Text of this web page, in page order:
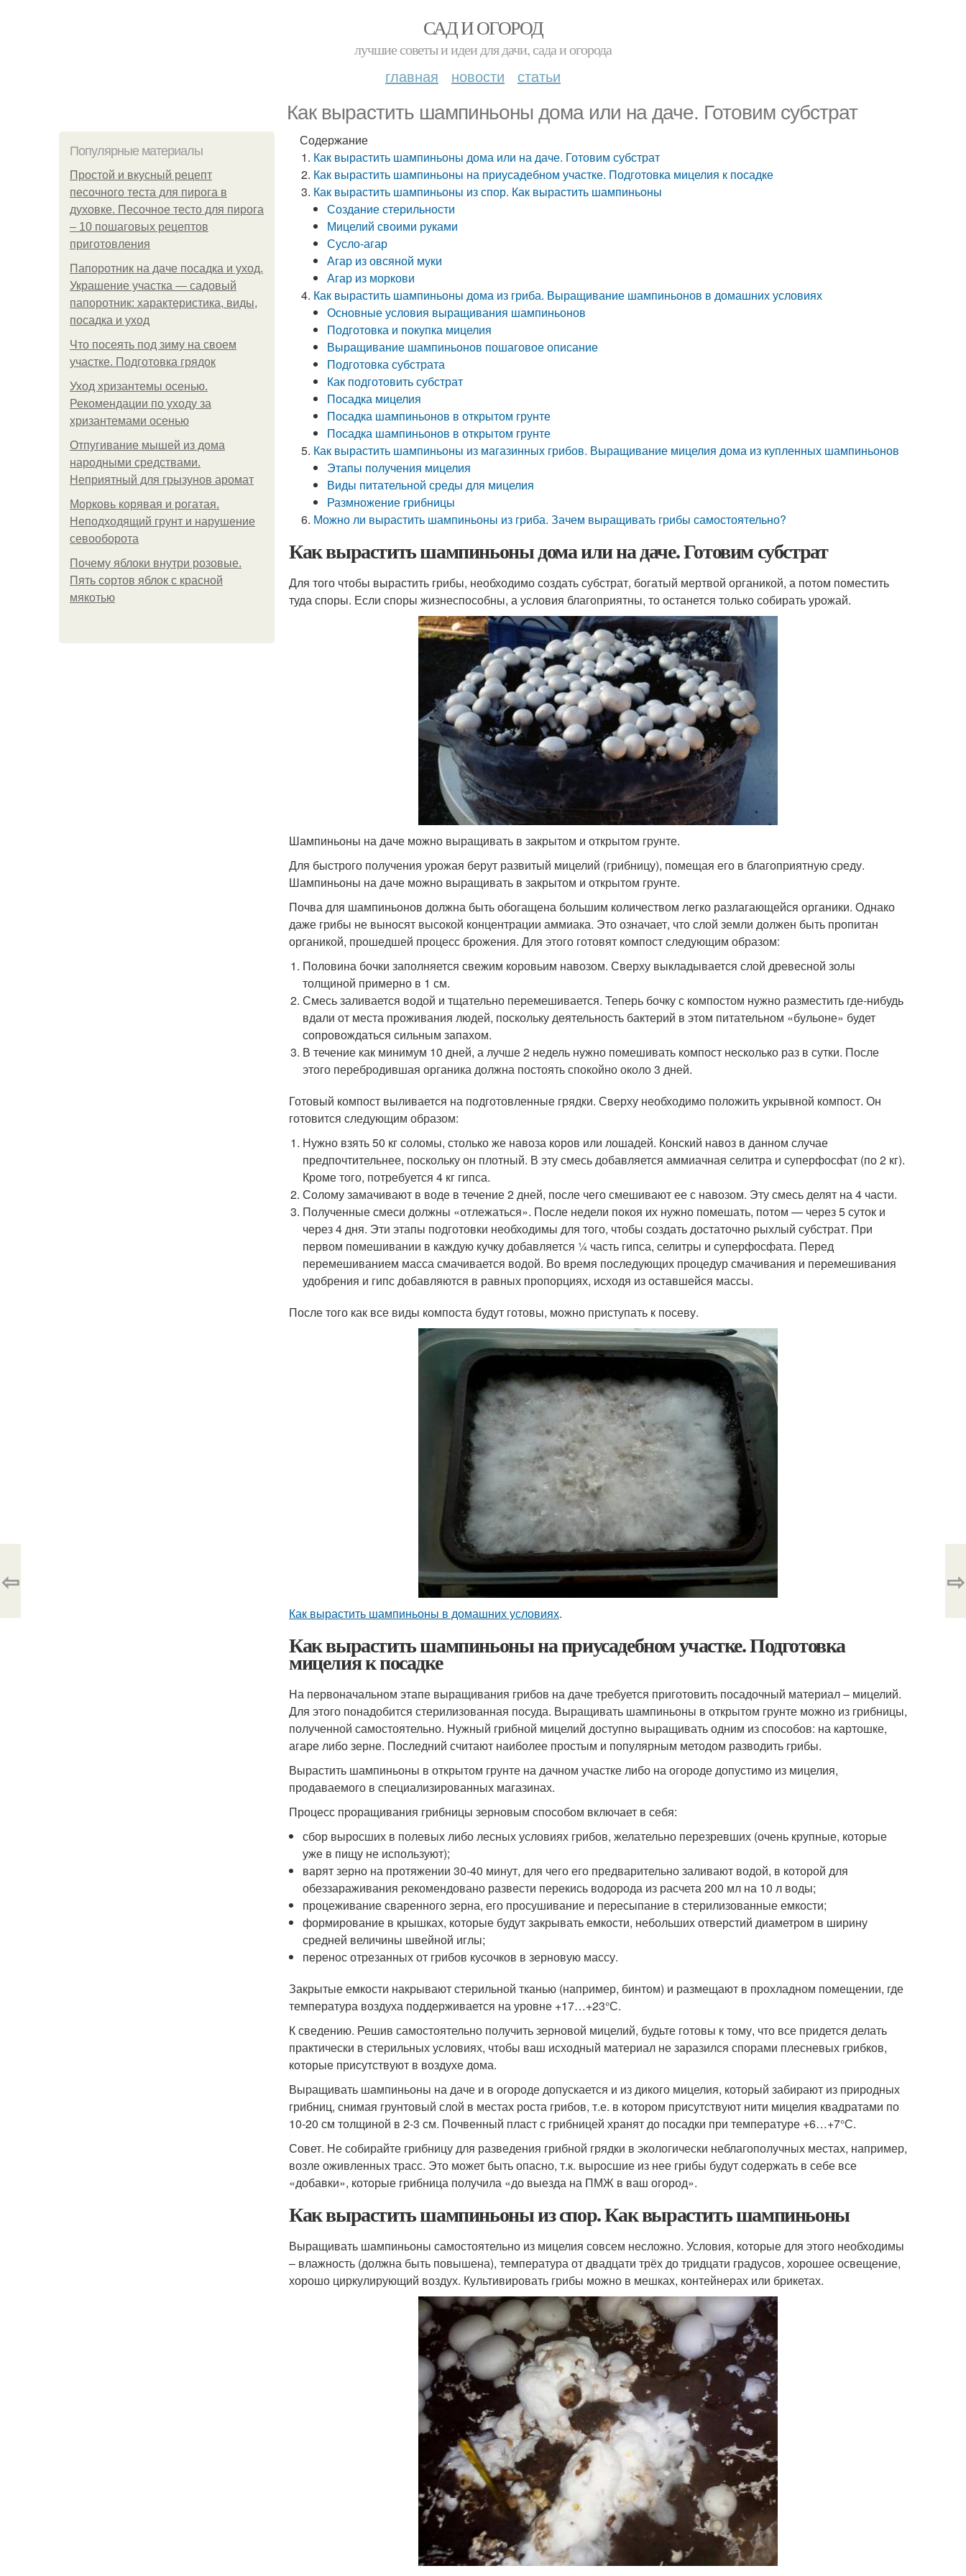
САД И ОГОРОД
лучшие советы и идеи для дачи, сада и огорода
главная новости статьи
Как вырастить шампиньоны дома или на даче. Готовим субстрат
Популярные материалы
Простой и вкусный рецепт
песочного теста для пирога в
духовке. Песочное тесто для пирога
– 10 пошаговых рецептов
приготовления
Папоротник на даче посадка и уход.
Украшение участка — садовый
папоротник: характеристика, виды,
посадка и уход
Что посеять под зиму на своем
участке. Подготовка грядок
Уход хризантемы осенью.
Рекомендации по уходу за
хризантемами осенью
Отпугивание мышей из дома
народными средствами.
Неприятный для грызунов аромат
Морковь корявая и рогатая.
Неподходящий грунт и нарушение
севооборота
Почему яблоки внутри розовые.
Пять сортов яблок с красной
мякотью
Содержание
Как вырастить шампиньоны дома или на даче. Готовим субстрат
Как вырастить шампиньоны на приусадебном участке. Подготовка мицелия к посадке
Как вырастить шампиньоны из спор. Как вырастить шампиньоны
Создание стерильности
Мицелий своими руками
Сусло-агар
Агар из овсяной муки
Агар из моркови
Как вырастить шампиньоны дома из гриба. Выращивание шампиньонов в домашних условиях
Основные условия выращивания шампиньонов
Подготовка и покупка мицелия
Выращивание шампиньонов пошаговое описание
Подготовка субстрата
Как подготовить субстрат
Посадка мицелия
Посадка шампиньонов в открытом грунте
Посадка шампиньонов в открытом грунте
Как вырастить шампиньоны из магазинных грибов. Выращивание мицелия дома из купленных шампиньонов
Этапы получения мицелия
Виды питательной среды для мицелия
Размножение грибницы
Можно ли вырастить шампиньоны из гриба. Зачем выращивать грибы самостоятельно?
Как вырастить шампиньоны дома или на даче. Готовим субстрат
Для того чтобы вырастить грибы, необходимо создать субстрат, богатый мертвой органикой, а потом поместить
туда споры. Если споры жизнеспособны, а условия благоприятны, то останется только собирать урожай.
Шампиньоны на даче можно выращивать в закрытом и открытом грунте.
Для быстрого получения урожая берут развитый мицелий (грибницу), помещая его в благоприятную среду.
Шампиньоны на даче можно выращивать в закрытом и открытом грунте.
Почва для шампиньонов должна быть обогащена большим количеством легко разлагающейся органики. Однако
даже грибы не выносят высокой концентрации аммиака. Это означает, что слой земли должен быть пропитан
органикой, прошедшей процесс брожения. Для этого готовят компост следующим образом:
Половина бочки заполняется свежим коровьим навозом. Сверху выкладывается слой древесной золы
толщиной примерно в 1 см.
Смесь заливается водой и тщательно перемешивается. Теперь бочку с компостом нужно разместить где-нибудь
вдали от места проживания людей, поскольку деятельность бактерий в этом питательном «бульоне» будет
сопровождаться сильным запахом.
В течение как минимум 10 дней, а лучше 2 недель нужно помешивать компост несколько раз в сутки. После
этого перебродившая органика должна постоять спокойно около 3 дней.
Готовый компост выливается на подготовленные грядки. Сверху необходимо положить укрывной компост. Он
готовится следующим образом:
Нужно взять 50 кг соломы, столько же навоза коров или лошадей. Конский навоз в данном случае
предпочтительнее, поскольку он плотный. В эту смесь добавляется аммиачная селитра и суперфосфат (по 2 кг).
Кроме того, потребуется 4 кг гипса.
Солому замачивают в воде в течение 2 дней, после чего смешивают ее с навозом. Эту смесь делят на 4 части.
Полученные смеси должны «отлежаться». После недели покоя их нужно помешать, потом — через 5 суток и
через 4 дня. Эти этапы подготовки необходимы для того, чтобы создать достаточно рыхлый субстрат. При
первом помешивании в каждую кучку добавляется ¼ часть гипса, селитры и суперфосфата. Перед
перемешиванием масса смачивается водой. Во время последующих процедур смачивания и перемешивания
удобрения и гипс добавляются в равных пропорциях, исходя из оставшейся массы.
После того как все виды компоста будут готовы, можно приступать к посеву.
Как вырастить шампиньоны в домашних условиях.
Как вырастить шампиньоны на приусадебном участке. Подготовка
мицелия к посадке
На первоначальном этапе выращивания грибов на даче требуется приготовить посадочный материал – мицелий.
Для этого понадобится стерилизованная посуда. Выращивать шампиньоны в открытом грунте можно из грибницы,
полученной самостоятельно. Нужный грибной мицелий доступно выращивать одним из способов: на картошке,
агаре либо зерне. Последний считают наиболее простым и популярным методом разводить грибы.
Вырастить шампиньоны в открытом грунте на дачном участке либо на огороде допустимо из мицелия,
продаваемого в специализированных магазинах.
Процесс проращивания грибницы зерновым способом включает в себя:
сбор выросших в полевых либо лесных условиях грибов, желательно перезревших (очень крупные, которые
уже в пищу не используют);
варят зерно на протяжении 30-40 минут, для чего его предварительно заливают водой, в которой для
обеззараживания рекомендовано развести перекись водорода из расчета 200 мл на 10 л воды;
процеживание сваренного зерна, его просушивание и пересыпание в стерилизованные емкости;
формирование в крышках, которые будут закрывать емкости, небольших отверстий диаметром в ширину
средней величины швейной иглы;
перенос отрезанных от грибов кусочков в зерновую массу.
Закрытые емкости накрывают стерильной тканью (например, бинтом) и размещают в прохладном помещении, где
температура воздуха поддерживается на уровне +17…+23°С.
К сведению. Решив самостоятельно получить зерновой мицелий, будьте готовы к тому, что все придется делать
практически в стерильных условиях, чтобы ваш исходный материал не заразился спорами плесневых грибков,
которые присутствуют в воздухе дома.
Выращивать шампиньоны на даче и в огороде допускается и из дикого мицелия, который забирают из природных
грибниц, снимая грунтовый слой в местах роста грибов, т.е. в котором присутствуют нити мицелия квадратами по
10-20 см толщиной в 2-3 см. Почвенный пласт с грибницей хранят до посадки при температуре +6…+7°С.
Совет. Не собирайте грибницу для разведения грибной грядки в экологически неблагополучных местах, например,
возле оживленных трасс. Это может быть опасно, т.к. выросшие из нее грибы будут содержать в себе все
«добавки», которые грибница получила «до выезда на ПМЖ в ваш огород».
Как вырастить шампиньоны из спор. Как вырастить шампиньоны
Выращивать шампиньоны самостоятельно из мицелия совсем несложно. Условия, которые для этого необходимы
– влажность (должна быть повышена), температура от двадцати трёх до тридцати градусов, хорошее освещение,
хорошо циркулирующий воздух. Культивировать грибы можно в мешках, контейнерах или брикетах.
⇦ ⇨